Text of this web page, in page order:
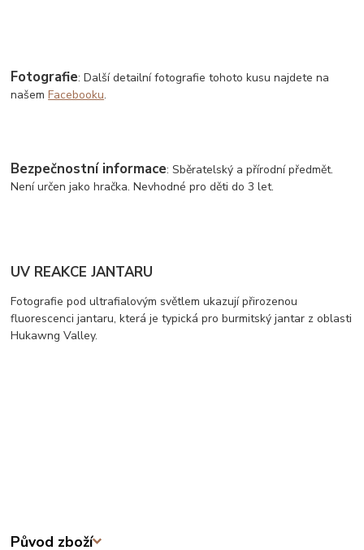
Fotografie: Další detailní fotografie tohoto kusu najdete na
našemFacebooku.
Bezpečnostní informace: Sběratelský a přírodní předmět.
Není určen jako hračka. Nevhodné pro děti do 3 let.
UV REAKCE JANTARU
Fotografie pod ultrafialovým světlem ukazují přirozenou
fluorescenci jantaru, která je typická pro burmitský jantar z oblasti
Hukawng Valley.
Původ zboží